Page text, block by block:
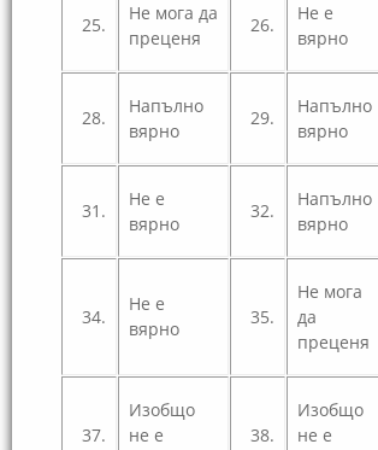
25.
Не мога да
преценя
26.
Не е
вярно
28.
Напълно
вярно
29.
Напълно
вярно
31.
Не е
вярно
32.
Напълно
вярно
34.
Не е
вярно
35.
Не мога
да
преценя
37.
Изобщо
не е
38.
Изобщо
не е